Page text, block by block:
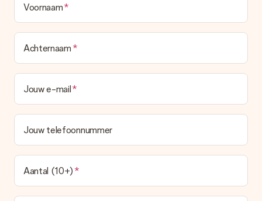
Voornaam
Achternaam
Jouw e-mail
Jouw telefoonnummer
Aantal (10+)